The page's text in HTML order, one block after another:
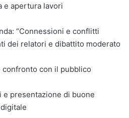
e apertura lavori
“Connessioni e conflitti
dei relatori e dibattito moderato
confronto con il pubblico
e presentazione di buone